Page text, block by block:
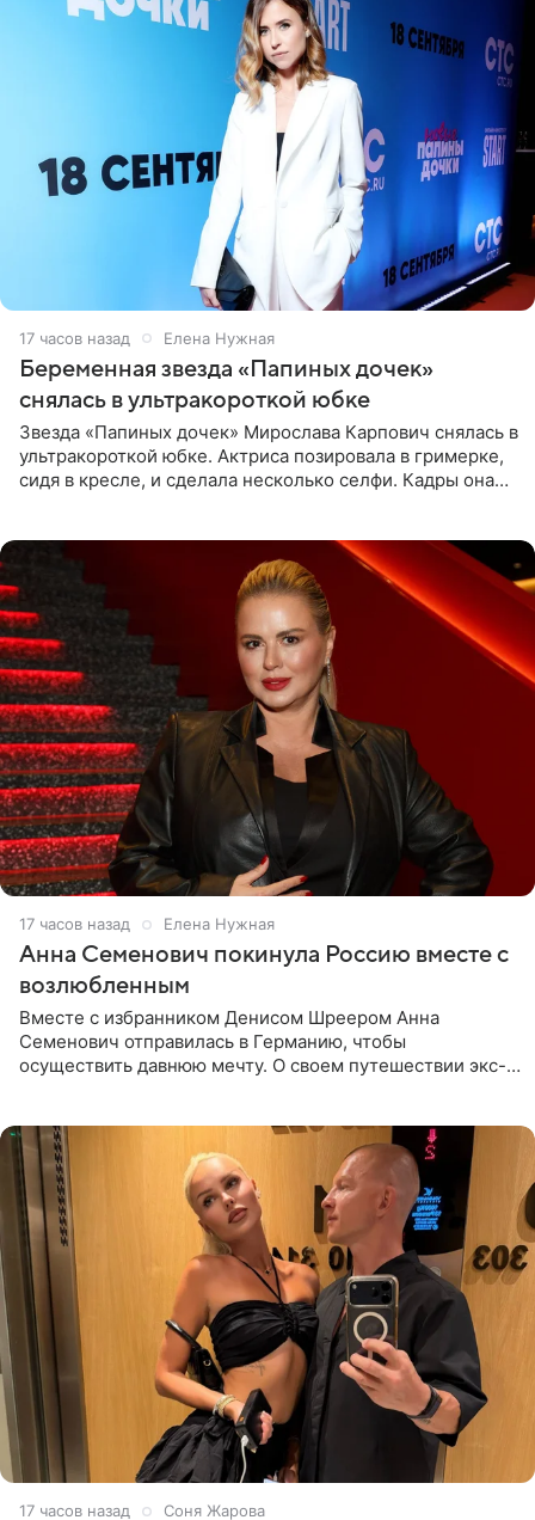
17 часов назад Елена Нужная
Беременная звезда «Папиных дочек»
снялась в ультракороткой юбке
Звезда «Папиных дочек» Мирослава Карпович снялась в
ультракороткой юбке. Актриса позировала в гримерке,
сидя в кресле, и сделала несколько селфи. Кадры она
17 часов назад Елена Нужная
Анна Семенович покинула Россию вместе с
возлюбленным
Вместе с избранником Денисом Шреером Анна
Семенович отправилась в Германию, чтобы
осуществить давнюю мечту. О своем путешествии экс-
17 часов назад Соня Жарова